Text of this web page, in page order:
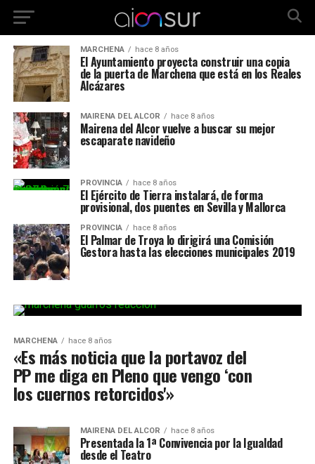
MARCHENA hace 8 años
El Ayuntamiento proyecta construir una copia
de la puerta de Marchena que está en los Reales
Alcázares
MAIRENA DEL ALCOR hace 8 años
Mairena del Alcor vuelve a buscar su mejor
escaparate navideño
PROVINCIA hace 8 años
El Ejército de Tierra instalará, de forma
provisional, dos puentes en Sevilla y Mallorca
PROVINCIA hace 8 años
El Palmar de Troya lo dirigirá una Comisión
Gestora hasta las elecciones municipales 2019
MARCHENA hace 8 años
«Es más noticia que la portavoz del
PP me diga en Pleno que vengo ‘con
los cuernos retorcidos'»
MAIRENA DEL ALCOR hace 8 años
Presentada la 1ª Convivencia por la Igualdad
desde el Teatro